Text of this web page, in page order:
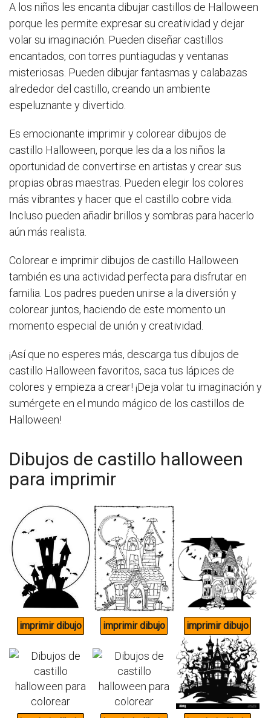
A los niños les encanta dibujar castillos de Halloween
porque les permite expresar su creatividad y dejar
volar su imaginación. Pueden diseñar castillos
encantados, con torres puntiagudas y ventanas
misteriosas. Pueden dibujar fantasmas y calabazas
alrededor del castillo, creando un ambiente
espeluznante y divertido.
Es emocionante imprimir y colorear dibujos de
castillo Halloween, porque les da a los niños la
oportunidad de convertirse en artistas y crear sus
propias obras maestras. Pueden elegir los colores
más vibrantes y hacer que el castillo cobre vida.
Incluso pueden añadir brillos y sombras para hacerlo
aún más realista.
Colorear e imprimir dibujos de castillo Halloween
también es una actividad perfecta para disfrutar en
familia. Los padres pueden unirse a la diversión y
colorear juntos, haciendo de este momento un
momento especial de unión y creatividad.
¡Así que no esperes más, descarga tus dibujos de
castillo Halloween favoritos, saca tus lápices de
colores y empieza a crear! ¡Deja volar tu imaginación y
sumérgete en el mundo mágico de los castillos de
Halloween!
Dibujos de castillo halloween
para imprimir